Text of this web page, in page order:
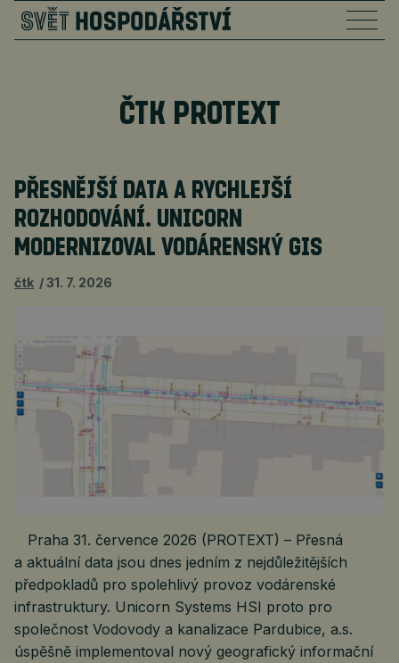
ČTK PROTEXT
PŘESNĚJŠÍ DATA A RYCHLEJŠÍ
ROZHODOVÁNÍ. UNICORN
MODERNIZOVAL VODÁRENSKÝ GIS
čtk 31. 7. 2026
Praha 31. července 2026 (PROTEXT) – Přesná
a aktuální data jsou dnes jedním z nejdůležitějších
předpokladů pro spolehlivý provoz vodárenské
infrastruktury. Unicorn Systems HSI proto pro
společnost Vodovody a kanalizace Pardubice, a.s.
úspěšně implementoval nový geografický informační